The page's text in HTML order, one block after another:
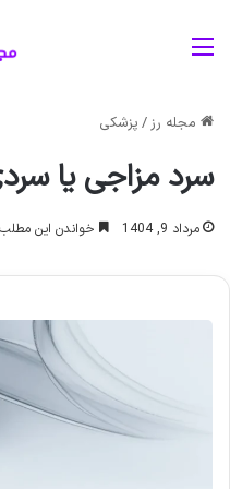
مجله رز/ پزشکی
سرد مزاجی یا
مرداد 9, 1404 خواندن این مطلب 18 دقیقه زمان میبرد